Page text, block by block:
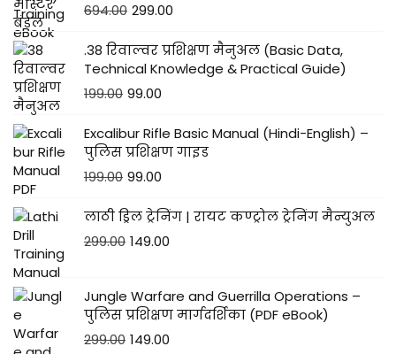
694.00 299.00
.38 रिवाल्वर प्रशिक्षण मैनुअल (Basic Data,
Technical Knowledge & Practical Guide)
199.00 99.00
Excalibur Rifle Basic Manual (Hindi-English) –
पुलिस प्रशिक्षण गाइड
199.00 99.00
लाठी ड्रिल ट्रेनिंग | रायट कण्ट्रोल ट्रेनिंग मैन्युअल
299.00 149.00
Jungle Warfare and Guerrilla Operations –
पुलिस प्रशिक्षण मार्गदर्शिका (PDF eBook)
299.00 149.00